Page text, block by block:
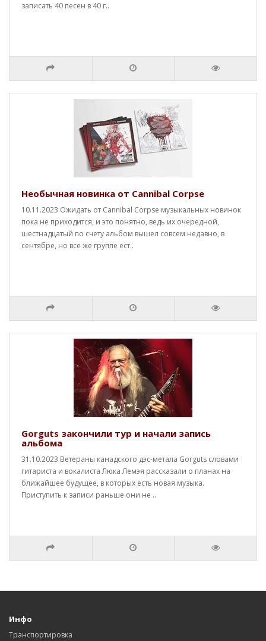
записать 40 песен в 40 г..
Необычная новинка от Cannibal Corpse
10.11.2023 Ожидать от Cannibal Corpse музыкальных новинок
пока не приходится, и это понятно, ведь их очередной,
шестнадцатый по счету альбом вышел совсем недавно, в
сентябре, но все же группе ест..
Gorguts закончили тур и начали запись
альбома
31.10.2023 Ветераны канадского дэс-метала Gorguts словами
гитариста и вокалиста Люка Лемэя рассказали о планах на
ближайшее будущее, в которых есть новая музыка.
Приступить к записи раньше они не ..
Инфо
Транспортировка